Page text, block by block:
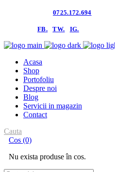
0725.172.694
FB. TW. IG.
Acasa
Shop
Portofoliu
Despre noi
Blog
Servicii in magazin
Contact
Cauta
Cos (0)
Nu exista produse în cos.